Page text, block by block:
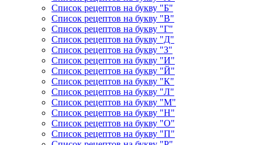
Список рецептов на букву "Б"
Список рецептов на букву "В"
Список рецептов на букву "Г"
Список рецептов на букву "Д"
Список рецептов на букву "З"
Список рецептов на букву "И"
Список рецептов на букву "Й"
Список рецептов на букву "К"
Список рецептов на букву "Л"
Список рецептов на букву "М"
Список рецептов на букву "Н"
Список рецептов на букву "О"
Список рецептов на букву "П"